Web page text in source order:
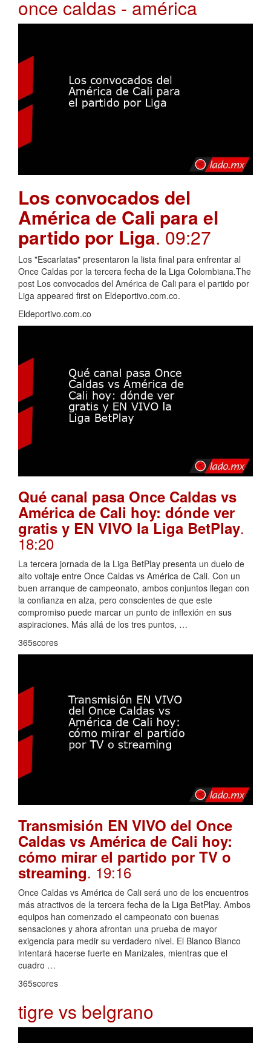
once caldas - américa
Los convocados del
América de Cali para el
partido por Liga. 09:27
Los "Escarlatas" presentaron la lista final para enfrentar al
Once Caldas por la tercera fecha de la Liga Colombiana.The
post Los convocados del América de Cali para el partido por
Liga appeared first on Eldeportivo.com.co.
Eldeportivo.com.co
Qué canal pasa Once Caldas vs
América de Cali hoy: dónde ver
gratis y EN VIVO la Liga BetPlay.
18:20
La tercera jornada de la Liga BetPlay presenta un duelo de
alto voltaje entre Once Caldas vs América de Cali. Con un
buen arranque de campeonato, ambos conjuntos llegan con
la confianza en alza, pero conscientes de que este
compromiso puede marcar un punto de inflexión en sus
aspiraciones. Más allá de los tres puntos, …
365scores
Transmisión EN VIVO del Once
Caldas vs América de Cali hoy:
cómo mirar el partido por TV o
streaming. 19:16
Once Caldas vs América de Cali será uno de los encuentros
más atractivos de la tercera fecha de la Liga BetPlay. Ambos
equipos han comenzado el campeonato con buenas
sensaciones y ahora afrontan una prueba de mayor
exigencia para medir su verdadero nivel. El Blanco Blanco
intentará hacerse fuerte en Manizales, mientras que el
cuadro …
365scores
tigre vs belgrano